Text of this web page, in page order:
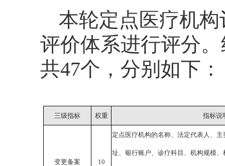
本轮定点医疗机
评价体系进行评分。
共47个，分别如下：
三级指标 权重 指标说
变更备案 10
定点医疗机构的名称、法定代表人、
址、银行账户、诊疗科目、机构规模